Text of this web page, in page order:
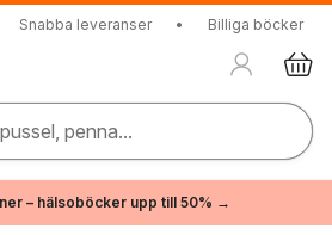
Snabba leveranser • Billiga böcker
penna...
– hälsoböcker upp till 50% →